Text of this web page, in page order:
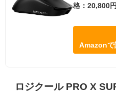
格：20,800
Amazonで
ロジクール PRO X